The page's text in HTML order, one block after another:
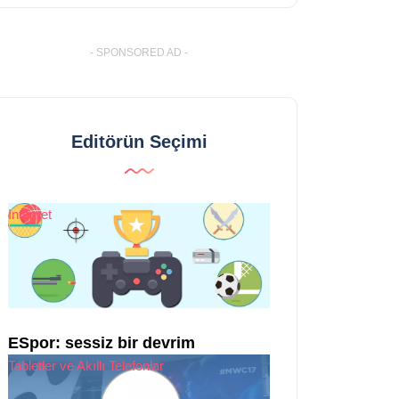
- SPONSORED AD -
Editörün Seçimi
Internet
ESpor: sessiz bir devrim
Tabletler ve Akıllı Telefonlar